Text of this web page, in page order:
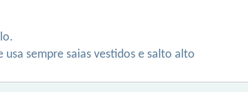
usa sempre saias vestidos e salto alto